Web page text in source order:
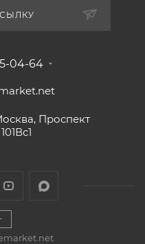
04-64
Проспект